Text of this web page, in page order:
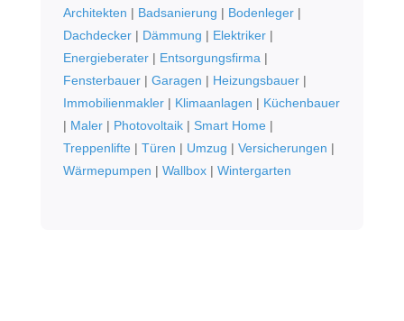
Architekten | Badsanierung | Bodenleger|
Dachdecker| Dämmung | Elektriker|
Energieberater| Entsorgungsfirma|
Fensterbauer| Garagen | Heizungsbauer|
Immobilienmakler| Klimaanlagen | Küchenbauer
| Maler| Photovoltaik| Smart Home|
Treppenlifte| Türen | Umzug | Versicherungen |
Wärmepumpen | Wallbox| Wintergarten